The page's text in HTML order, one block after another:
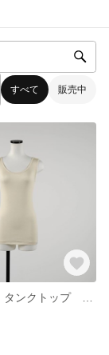
すべて 販売中